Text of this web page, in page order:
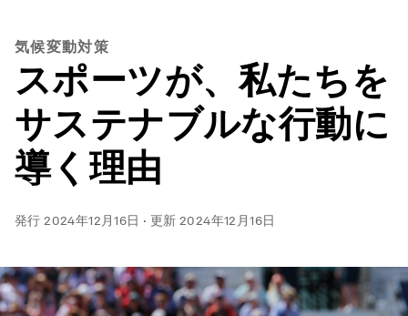
気候変動対策
スポーツが、私たちを
サステナブルな行動に
導く理由
発行2024年12月16日 · 更新2024年12月16日